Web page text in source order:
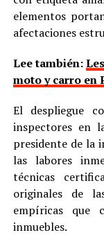
elementos
afectaciones
Lee también:
moto y carro en
El despliegue
inspectores en
presidente de la
las labores
técnicas
originales de
empíricas que
inmuebles.